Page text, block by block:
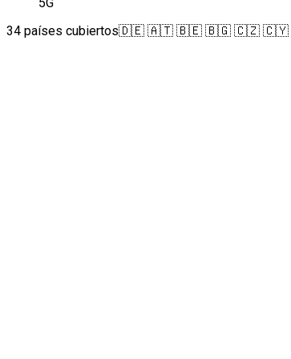
34 países cubiertos🇩🇪 🇦🇹 🇧🇪 🇧🇬 🇨🇿